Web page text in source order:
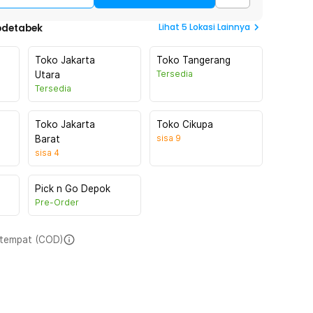
Lihat 5 Lokasi Lainnya
Toko Jakarta
Utara
Tersedia
Toko Tangerang
Tersedia
Toko Jakarta
Barat
sisa 4
Toko Cikupa
sisa 9
Pick n Go Depok
Pre-Order
(COD)